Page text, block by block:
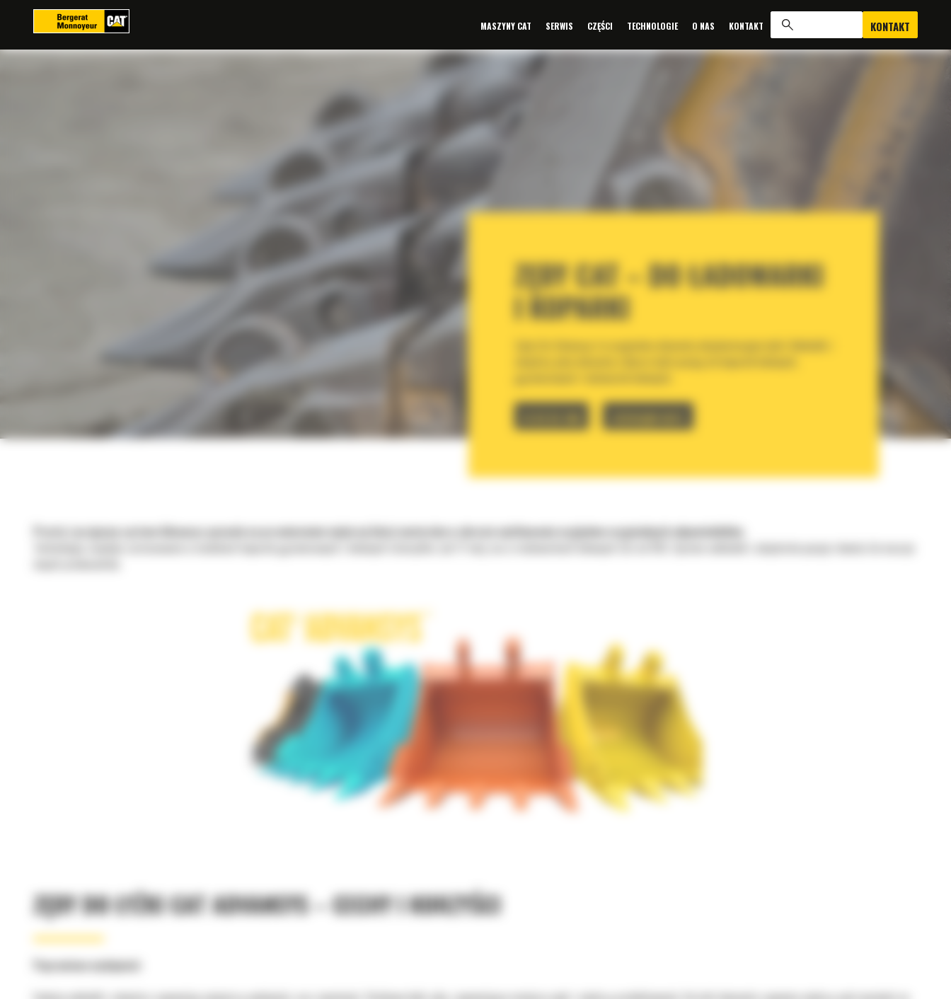
MASZYNY CAT SERWIS CZĘŚCI TECHNOLOGIE O NAS KONTAKT KONTAKT
ZĘBY CAT – DO ŁADOWARKI
I KOPARKI
Zęby Cat Advansys to oryginalne elementy eksploatacyjne łyżki. Nakładki i
Prosty i przyjazny system Advansys pozwala na przeniesienie większej ilości materiału w okresie użytkowania względem oryginalnych odpowiedników.
ZĘBY DO ŁYŻKI CAT ADVANSYS – CECHY I KORZYŚCI
Poprawiona wydajność:
Panel zarządzania plikami cookies